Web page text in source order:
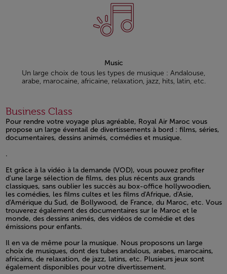
Music
Un large choix de tous les types de musique : Andalouse,
arabe, marocaine, africaine, relaxation, jazz, hits, latin, etc.
Business Class
Pour rendre votre voyage plus agréable, Royal Air Maroc vous
propose un large éventail de divertissements à bord : films, séries,
documentaires, dessins animés, comédies et musique.
Open in a new window
.
Open in a new window
Et grâce à la vidéo à la demande (VOD), vous pouvez profiter
d'une large sélection de films, des plus récents aux grands
classiques, sans oublier les succès au box-office hollywoodien,
les comédies, les films cultes et les films d'Afrique, d'Asie,
d'Amérique du Sud, de Bollywood, de France, du Maroc, etc. Vous
trouverez également des documentaires sur le Maroc et le
monde, des dessins animés, des vidéos de comédie et des
émissions pour enfants.
Open in a new window
Il en va de même pour la musique. Nous proposons un large
choix de musiques, dont des tubes andalous, arabes, marocains,
africains, de relaxation, de jazz, latins, etc. Plusieurs jeux sont
également disponibles pour votre divertissement.